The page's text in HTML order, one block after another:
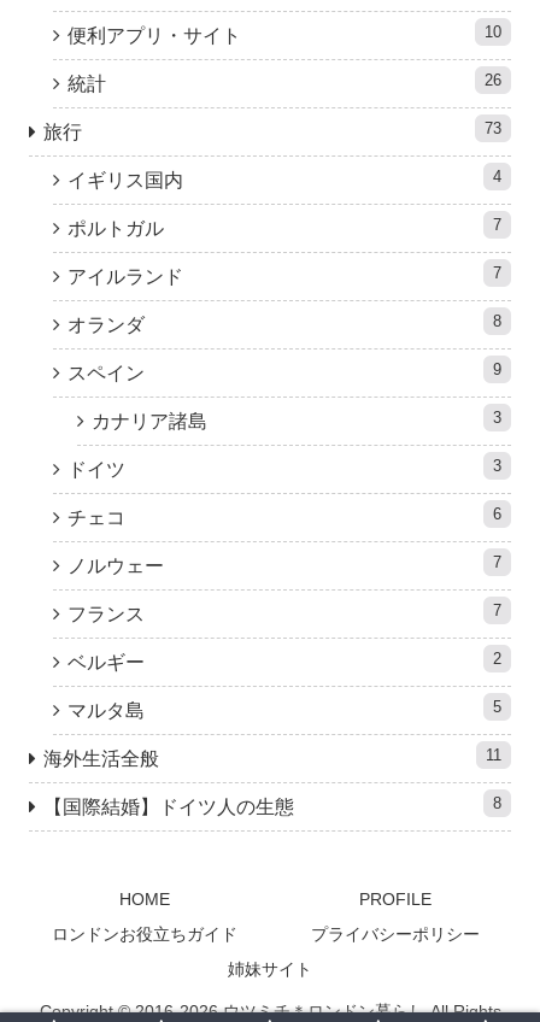
便利アプリ・サイト 10
統計 26
旅行 73
イギリス国内 4
ポルトガル 7
アイルランド 7
オランダ 8
スペイン 9
カナリア諸島 3
ドイツ 3
チェコ 6
ノルウェー 7
フランス 7
ベルギー 2
マルタ島 5
海外生活全般 11
【国際結婚】ドイツ人の生態 8
HOME
PROFILE
ロンドンお役立ちガイド
プライバシーポリシー
姉妹サイト
Copyright © 2016-2026 ウツミチ＊ロンドン暮らし All Rights